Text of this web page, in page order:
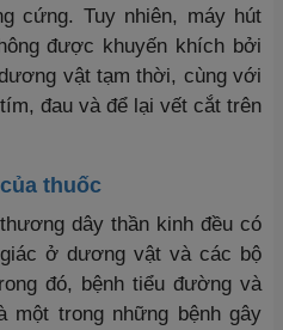
cứng. Tuy nhiên, máy hút
được khuyến khích bởi
vật tạm thời, cùng với
đau và để lại vết cắt trên
thuốc
dây thần kinh đều có
ở dương vật và các bộ
đó, bệnh tiểu đường và
một trong những bệnh gây